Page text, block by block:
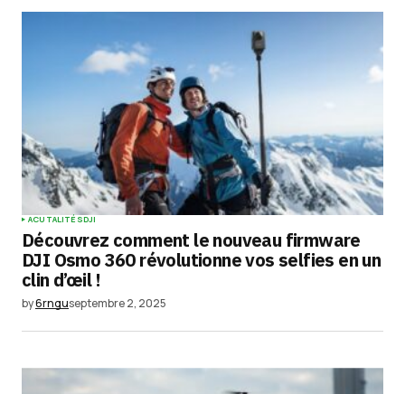
Your E-mail*
Enregistrer mon nom, mon e-mail et mon
site dans le navigateur pour mon prochain
commentaire.
Submit Comment
ACUTALITÉSDJI
Découvrez comment le nouveau firmware
DJI Osmo 360 révolutionne vos selfies en un
clin d’œil !
by6rnguseptembre 2, 2025